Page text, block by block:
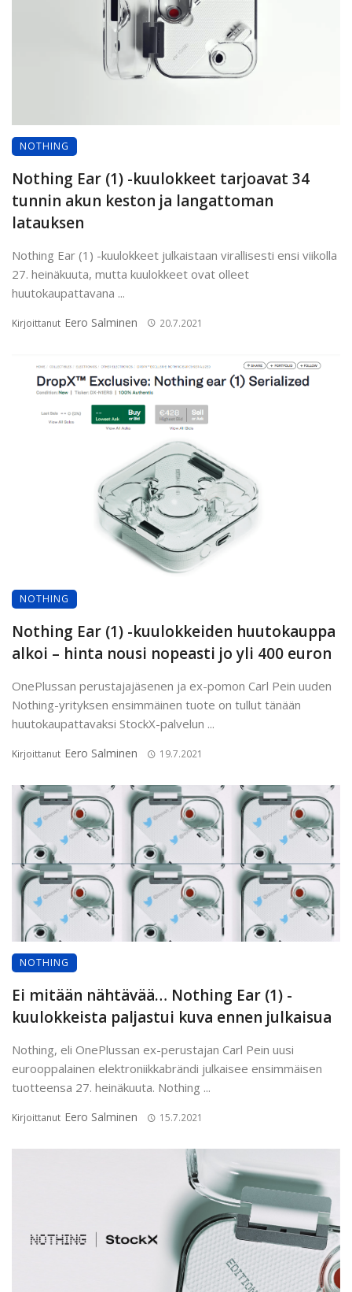
NOTHING
Nothing Ear (1) -kuulokkeet tarjoavat 34
tunnin akun keston ja langattoman
latauksen
Nothing Ear (1) -kuulokkeet julkaistaan virallisesti ensi viikolla
27. heinäkuuta, mutta kuulokkeet ovat olleet
huutokaupattavana ...
Kirjoittanut Eero Salminen 20.7.2021
NOTHING
Nothing Ear (1) -kuulokkeiden huutokauppa
alkoi – hinta nousi nopeasti jo yli 400 euron
OnePlussan perustajajäsenen ja ex-pomon Carl Pein uuden
Nothing-yrityksen ensimmäinen tuote on tullut tänään
huutokaupattavaksi StockX-palvelun ...
Kirjoittanut Eero Salminen 19.7.2021
NOTHING
Ei mitään nähtävää… Nothing Ear (1) -
kuulokkeista paljastui kuva ennen julkaisua
Nothing, eli OnePlussan ex-perustajan Carl Pein uusi
eurooppalainen elektroniikkabrändi julkaisee ensimmäisen
tuotteensa 27. heinäkuuta. Nothing ...
Kirjoittanut Eero Salminen 15.7.2021